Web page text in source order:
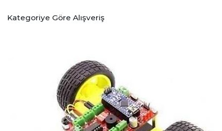
Kategoriye Göre Alışveriş